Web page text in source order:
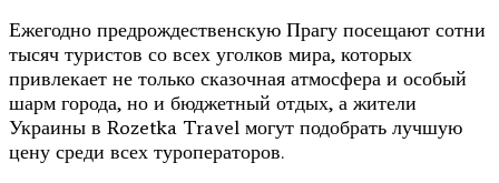
Ежегодно предрождественскую Прагу посещают сотни
тысяч туристов со всех уголков мира, которых
привлекает не только сказочная атмосфера и особый
шарм города, но и бюджетный отдых, а жители
Украины в Rozetka Travel могут подобрать лучшую
цену среди всех туроператоров.